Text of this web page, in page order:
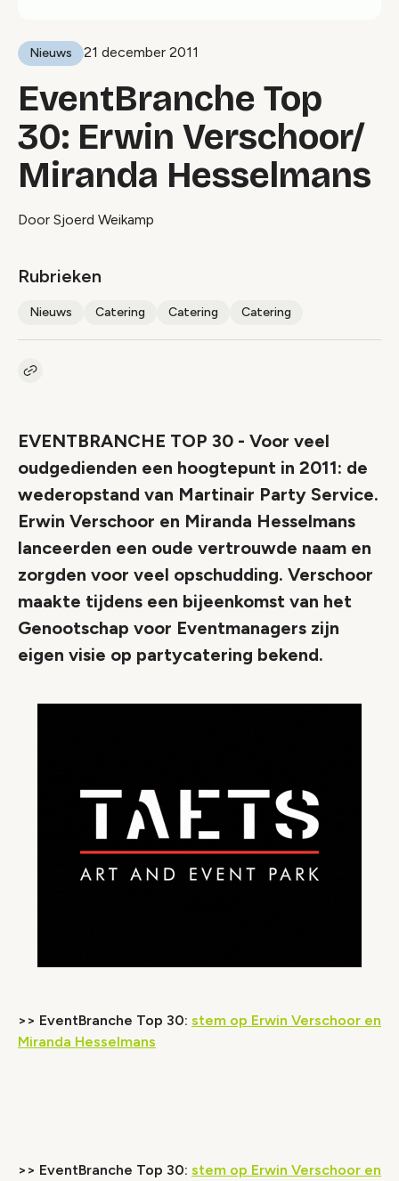
Nieuws 21 december 2011
EventBranche Top
30: Erwin Verschoor/
Miranda Hesselmans
Door Sjoerd Weikamp
Rubrieken
Nieuws Catering Catering Catering
Kopieer link naar artikel
EVENTBRANCHE TOP 30 - Voor veel
oudgedienden een hoogtepunt in 2011: de
wederopstand van Martinair Party Service.
Erwin Verschoor en Miranda Hesselmans
lanceerden een oude vertrouwde naam en
zorgden voor veel opschudding. Verschoor
maakte tijdens een bijeenkomst van het
Genootschap voor Eventmanagers zijn
eigen visie op partycatering bekend.
>> EventBranche Top 30: stem op Erwin Verschoor en
Miranda Hesselmans
>> EventBranche Top 30: stem op Erwin Verschoor en